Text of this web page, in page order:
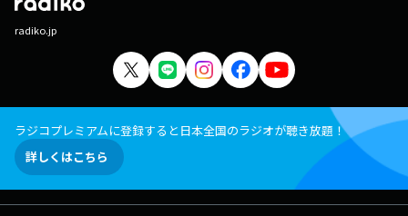
radiko.jp
ラジコプレミアムに登録すると日本全国のラジオが聴き放題！
詳しくはこちら